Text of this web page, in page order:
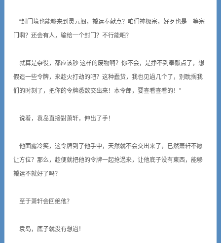
“封门境也能够来到灵元阁，搬运奉献点？咱们神极宗，好歹也是一等宗
门啊？还会有人，输给一个封门？不行能吧？
就算是杂役，都应该秒 这样的废物啊？你不会，是挣不到奉献点了，想
假造一些令牌，来趁火打劫的吧？这种蠢货，我也见過几个了，别耽搁我
们的时刻了，把你的令牌悉数交出来！本令郎，要查看查看的！”
说着，袁岛直接對萧轩，伸出了手！
他面露冷笑，这令牌到了他手中，天然就不会交出来了，已然萧轩不愿
让方位？那么，趁便就把他的令牌一起抢過来，让他底子没有東西，能够
搬运不就好了吗？
至于萧轩会回绝他？
袁岛，底子就没有想過！